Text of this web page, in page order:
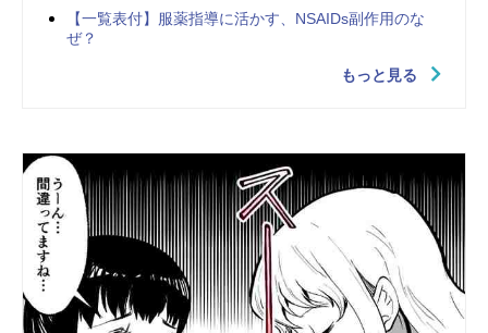
【一覧表付】服薬指導に活かす、NSAIDs副作用のな
ぜ？
もっと見る